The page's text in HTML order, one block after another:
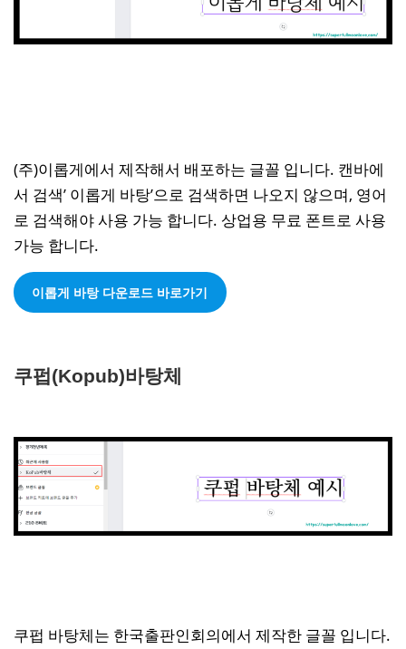
(주)이롭게에서 제작해서 배포하는 글꼴 입니다. 캔바에
서 검색’ 이롭게 바탕’으로 검색하면 나오지 않으며, 영어
로 검색해야 사용 가능 합니다. 상업용 무료 폰트로 사용
가능 합니다.
이롭게 바탕 다운로드 바로가기
쿠펍(Kopub)바탕체
쿠펍 바탕체는 한국출판인회의에서 제작한 글꼴 입니다.